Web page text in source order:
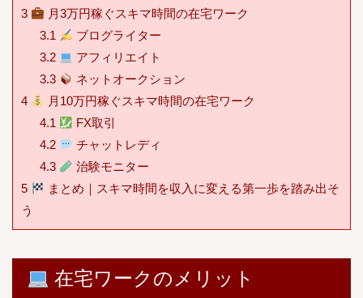
3
月3万円稼ぐスキマ時間の在宅ワーク
3.1
ブログライター
3.2
アフィリエイト
3.3
ネットオークション
4
月10万円稼ぐスキマ時間の在宅ワーク
4.1
FX取引
4.2
チャットレディ
4.3
治験モニター
5
まとめ｜スキマ時間を収入に変える第一歩を踏み出そ
う
在宅ワークのメリット